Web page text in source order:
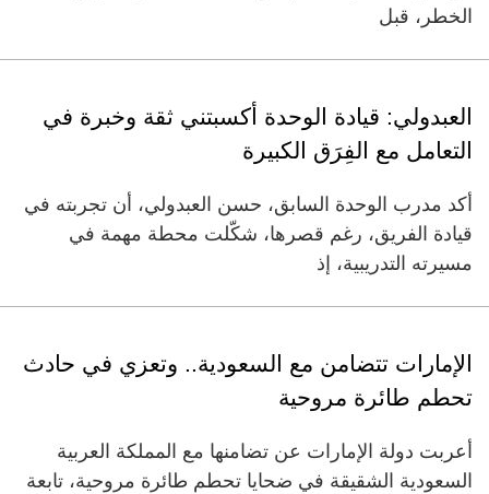
الخطر، قبل
العبدولي: قيادة الوحدة أكسبتني ثقة وخبرة في
التعامل مع الفِرَق الكبيرة
أكد مدرب الوحدة السابق، حسن العبدولي، أن تجربته في
قيادة الفريق، رغم قصرها، شكّلت محطة مهمة في
مسيرته التدريبية، إذ
الإمارات تتضامن مع السعودية.. وتعزي في حادث
تحطم طائرة مروحية
أعربت دولة الإمارات عن تضامنها مع المملكة العربية
السعودية الشقيقة في ضحايا تحطم طائرة مروحية، تابعة